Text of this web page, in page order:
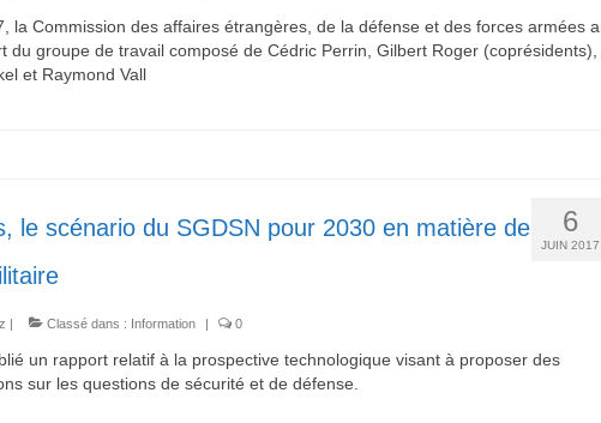
la Commission des affaires étrangères, de la défense et des forces armées a
du groupe de travail composé de Cédric Perrin, Gilbert Roger (coprésidents),
et Raymond Vall
6
JUIN 2017
le scénario du SGDSN pour 2030 en matière de
Classé dans : Information 0
un rapport relatif à la prospective technologique visant à proposer des
sur les questions de sécurité et de défense.